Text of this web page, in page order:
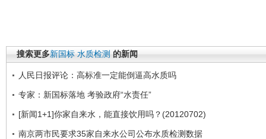
搜索更多新国标 水质检测 的新闻
人民日报评论：高标准一定能倒逼高水质吗
专家：新国标落地 考验政府“水责任”
[新闻1+1]你家自来水，能直接饮用吗？(20120702)
南京两市民要求35家自来水公司公布水质检测数据